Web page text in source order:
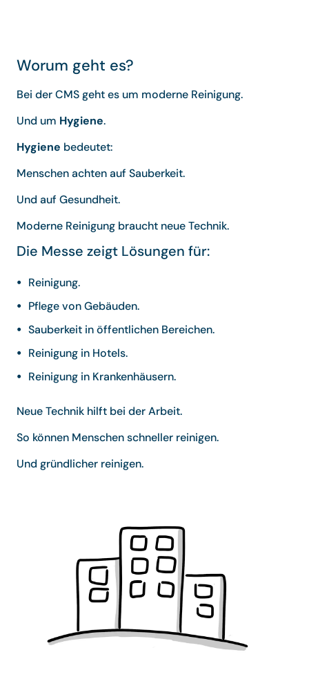
Worum geht es?
Bei der CMS geht es um moderne Reinigung.
Und um Hygiene.
Hygiene bedeutet:
Menschen achten auf Sauberkeit.
Und auf Gesundheit.
Moderne Reinigung braucht neue Technik.
Die Messe zeigt Lösungen für:
Reinigung.
Pflege von Gebäuden.
Sauberkeit in öffentlichen Bereichen.
Reinigung in Hotels.
Reinigung in Krankenhäusern.
Neue Technik hilft bei der Arbeit.
So können Menschen schneller reinigen.
Und gründlicher reinigen.